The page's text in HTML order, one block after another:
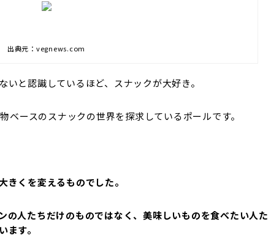
出典元：vegnews.com
と認識しているほど、スナックが大好き。
ベースのスナックの世界を探求しているポールです。
きくを変えるものでした。
の人たちだけのものではなく、美味しいものを食べたい人た
ます。